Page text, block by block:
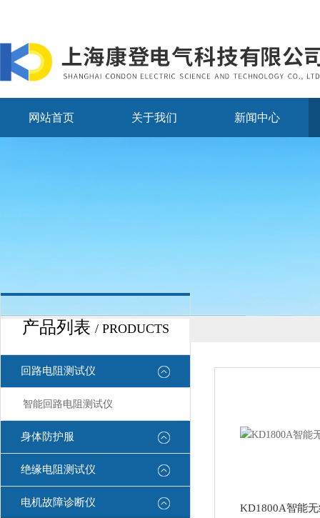
网站首页 关于我们 新闻中心
产品列表 / PRODUCTS
回路电阻测试仪
智能回路电阻测试仪
身体防护服
绝缘电阻测试仪
电机故障诊断仪 KD1800A智能